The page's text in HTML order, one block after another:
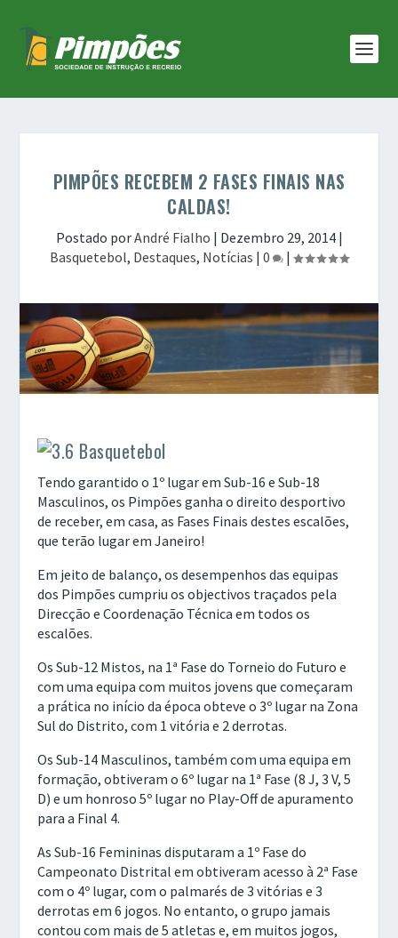
PIMPÕES RECEBEM 2 FASES FINAIS NAS
CALDAS!
Postado porAndré Fialho | Dezembro 29, 2014|
Basquetebol, Destaques, Notícias | 0 |
Tendo garantido o 1º lugar em Sub-16 e Sub-18
Masculinos, os Pimpões ganha o direito desportivo
de receber, em casa, as Fases Finais destes escalões,
que terão lugar em Janeiro!
Em jeito de balanço, os desempenhos das equipas
dos Pimpões cumpriu os objectivos traçados pela
Direcção e Coordenação Técnica em todos os
escalões.
Os Sub-12 Mistos, na 1ª Fase do Torneio do Futuro e
com uma equipa com muitos jovens que começaram
a prática no início da época obteve o 3º lugar na Zona
Sul do Distrito, com 1 vitória e 2 derrotas.
Os Sub-14 Masculinos, também com uma equipa em
formação, obtiveram o 6º lugar na 1ª Fase (8 J, 3 V, 5
D) e um honroso 5º lugar no Play-Off de apuramento
para a Final 4.
As Sub-16 Femininas disputaram a 1º Fase do
Campeonato Distrital em obtiveram acesso à 2ª Fase
com o 4º lugar, com o palmarés de 3 vitórias e 3
derrotas em 6 jogos. No entanto, o grupo jamais
contou com mais de 5 atletas e, em muitos jogos,